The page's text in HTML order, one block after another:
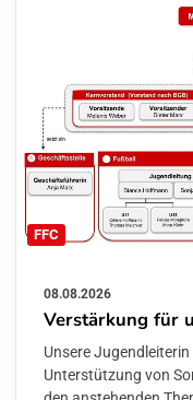
FFC
08.08.2026
Verstärkung für
Unsere
Unterstützung von